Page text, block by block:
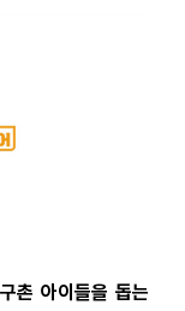
촌 아이들을 돕는